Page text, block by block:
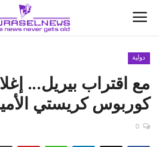
الأخبار
كتّابنا
دولية
مع اقتراب بيريل...
كوربوس كريستي
0